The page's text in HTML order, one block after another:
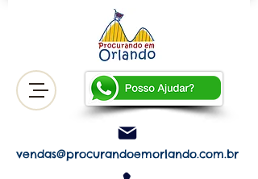
vendas@procurandoemorlando.com.br